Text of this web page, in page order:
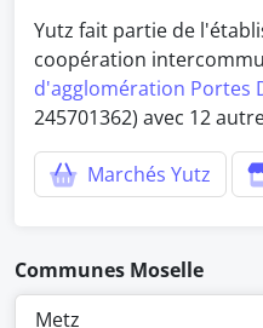
Yutz fait partie de
coopération
d'agglomération Portes
245701362) avec 12
Marchés Yutz
Communes Moselle
Metz